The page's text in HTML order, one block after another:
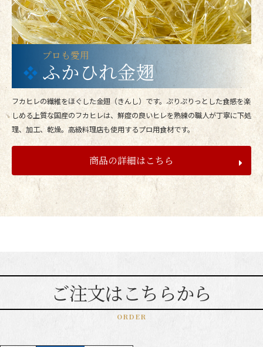
プロも愛用
ふかひれ金翅
フカヒレの繊維をほぐした金翅（きんし）です。ぷりぷりっとした食感を楽
しめる上質な国産のフカヒレは、鮮度の良いヒレを熟練の職人が丁寧に下処
理、加工、乾燥。高級料理店も使用するプロ用食材です。
商品の詳細はこちら
ご注文はこちらから
ORDER